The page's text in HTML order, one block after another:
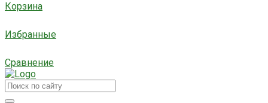
Корзина
Избранные
Сравнение